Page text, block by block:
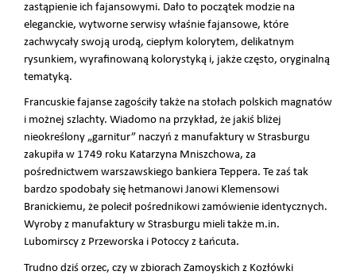
zastąpienie ich fajansowymi. Dało to początek modzie na
eleganckie, wytworne serwisy właśnie fajansowe, które
zachwycały swoją urodą, ciepłym kolorytem, delikatnym
rysunkiem, wyrafinowaną kolorystyką i, jakże często, oryginalną
tematyką.
Francuskie fajanse zagościły także na stołach polskich magnatów
i możnej szlachty. Wiadomo na przykład, że jakiś bliżej
nieokreślony „garnitur” naczyń z manufaktury w Strasburgu
zakupiła w 1749 roku Katarzyna Mniszchowa, za
pośrednictwem warszawskiego bankiera Teppera. Te zaś tak
bardzo spodobały się hetmanowi Janowi Klemensowi
Branickiemu, że polecił pośrednikowi zamówienie identycznych.
Wyroby z manufaktury w Strasburgu mieli także m.in.
Lubomirscy z Przeworska i Potoccy z Łańcuta.
Trudno dziś orzec, czy w zbiorach Zamoyskich z Kozłówki